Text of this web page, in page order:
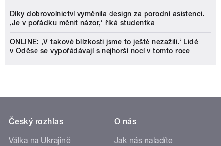
Díky dobrovolnictví vyměnila design za porodní asistenci.
‚Je v pořádku měnit názor,‘ říká studentka
ONLINE: ‚V takové blízkosti jsme to ještě nezažili.‘ Lidé
v Oděse se vypořádávají s nejhorší nocí v tomto roce
Český rozhlas
Válka na Ukrajině
O nás
Jak nás naladíte